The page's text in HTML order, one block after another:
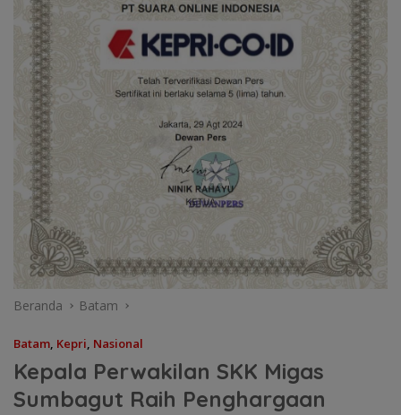
Beranda Batam
Batam, Kepri, Nasional
Kepala Perwakilan SKK Migas
Sumbagut Raih Penghargaan